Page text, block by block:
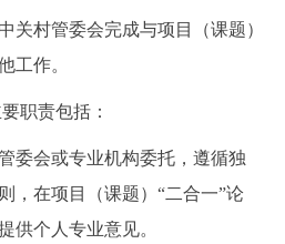
村管委会完成与项目（课题）
工作。
职责包括：
会或专业机构委托，遵循独
，在项目（课题）“二合一”论
供个人专业意见。